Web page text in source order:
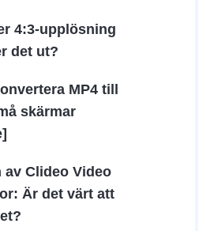
4:3-upplösning
det ut?
MP4 till
skärmar
av Clideo Video
Är det värt att